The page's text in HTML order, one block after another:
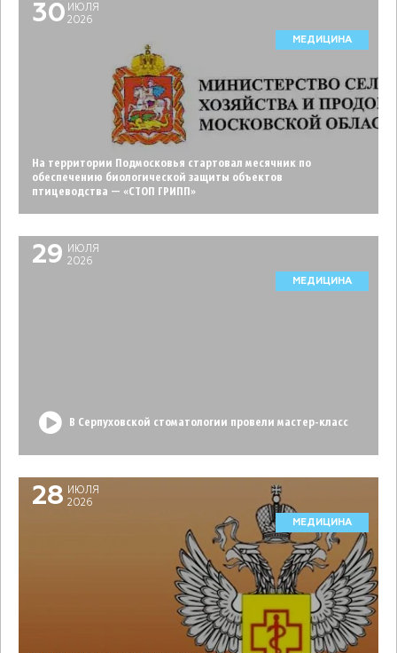
30 ИЮЛЯ
2026
МЕДИЦИНА
На территории Подмосковья стартовал месячник по
обеспечению биологической защиты объектов
птицеводства — «СТОП ГРИПП»
29
ИЮЛЯ
2026
МЕДИЦИНА
В Серпуховской стоматологии провели мастер-класс
28
ИЮЛЯ
2026
МЕДИЦИНА